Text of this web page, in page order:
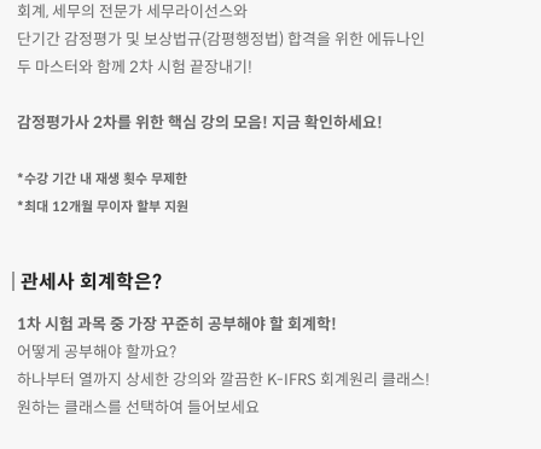
회계, 세무의 전문가 세무라이선스와
단기간 감정평가 및 보상법규(감평행정법) 합격을 위한 에듀나인
두 마스터와 함께 2차 시험 끝장내기!
감정평가사 2차를 위한 핵심 강의 모음! 지금 확인하세요!
*수강 기간 내 재생 횟수 무제한
*최대 12개월 무이자 할부 지원
관세사 회계학은?
1차 시험 과목 중 가장 꾸준히 공부해야 할 회계학!
어떻게 공부해야 할까요?
하나부터 열까지 상세한 강의와 깔끔한 K-IFRS 회계원리 클래스!
원하는 클래스를 선택하여 들어보세요